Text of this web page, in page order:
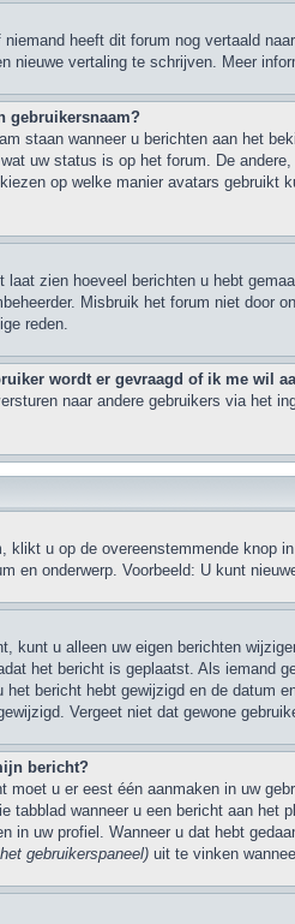
heeft dit forum nog vertaald
nieuwe vertaling te schrijven. Meer
gebruikersnaam?
staan wanneer u berichten aan het
uw status is op het forum. De
op welke manier avatars gebruikt
laat zien hoeveel berichten u hebt
Misbruik het forum niet door
reden.
wordt er gevraagd of ik me wil
naar andere gebruikers via het
klikt u op de overeenstemmende
en onderwerp. Voorbeeld: U kunt
kunt u alleen uw eigen berichten
het bericht is geplaatst. Als iemand
bericht hebt gewijzigd en de datum
Vergeet niet dat gewone
bericht?
u er eest één aanmaken in uw
tabblad wanneer u een bericht aan
in uw profiel. Wanneer u dat hebt
gebruikerspaneel) uit te vinken